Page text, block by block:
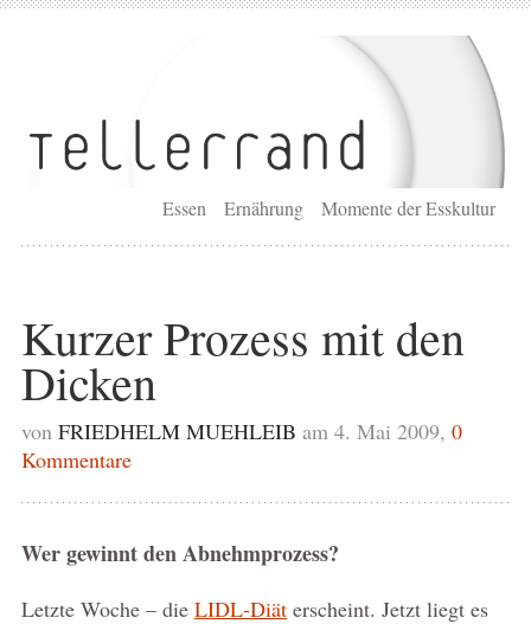
Essen Ernährung Momente der Esskultur
Kurzer Prozess mit den
Dicken
von FRIEDHELM MUEHLEIB am 4. Mai 2009, 0
Kommentare
Wer gewinnt den Abnehmprozess?
Letzte Woche – die LIDL-Diäterscheint. Jetzt liegt es